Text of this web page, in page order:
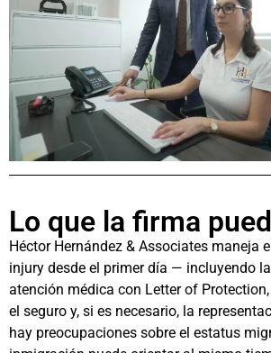
Lo que la firma
Héctor Hernández & Associates maneja
injury desde el primer día — incluyendo
atención médica con Letter of
el seguro y, si es necesario, la
hay preocupaciones sobre el estatus